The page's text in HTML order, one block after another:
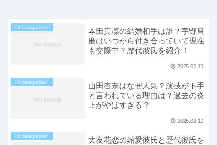
Uncategorized
本田真凜の結婚相手は誰？宇野昌
磨はいつから付き合っていて現在
も交際中？歴代彼氏を紹介！
2025.02.13
Uncategorized
山田杏奈はなぜ人気？演技が下手
と言われている理由は？過去の炎
上がやばすぎる？
2025.02.10
Uncategorized
大友花恋の熱愛彼氏と歴代彼氏を